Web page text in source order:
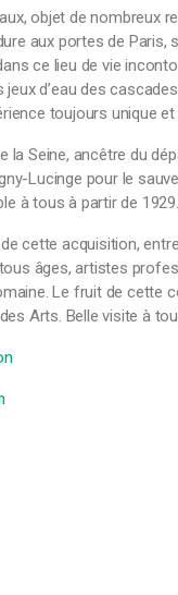
objet de nombreux
aux portes de Paris,
ce lieu de vie
jeux d’eau des
toujours unique
la Seine, ancêtre du
Lucinge pour le
à tous à partir de 1929.
cette acquisition,
âges, artistes
Le fruit de cette
Arts. Belle visite à